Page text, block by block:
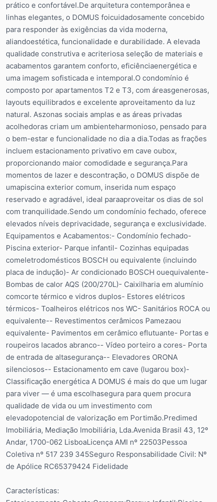
prático e confortável.De arquitetura contemporânea e
linhas elegantes, o DOMUS foicuidadosamente concebido
para responder às exigências da vida moderna,
aliandoestética, funcionalidade e durabilidade. A elevada
qualidade construtiva e acriteriosa seleção de materiais e
acabamentos garantem conforto, eficiênciaenergética e
uma imagem sofisticada e intemporal.O condomínio é
composto por apartamentos T2 e T3, com áreasgenerosas,
layouts equilibrados e excelente aproveitamento da luz
natural. Aszonas sociais amplas e as áreas privadas
acolhedoras criam um ambienteharmonioso, pensado para
o bem-estar e funcionalidade no dia a dia.Todas as frações
incluem estacionamento privativo em cave oubox,
proporcionando maior comodidade e segurança.Para
momentos de lazer e descontração, o DOMUS dispõe de
umapiscina exterior comum, inserida num espaço
reservado e agradável, ideal paraaproveitar os dias de sol
com tranquilidade.Sendo um condomínio fechado, oferece
elevados níveis deprivacidade, segurança e exclusividade.
Equipamentos e Acabamentos:- Condomínio fechado-
Piscina exterior- Parque infantil- Cozinhas equipadas
comeletrodomésticos BOSCH ou equivalente (incluindo
placa de indução)- Ar condicionado BOSCH ouequivalente-
Bombas de calor AQS (200/270L)- Caixilharia em alumínio
comcorte térmico e vidros duplos- Estores elétricos
térmicos- Toalheiros elétricos nos WC- Sanitários ROCA ou
equivalente-- Revestimentos cerâmicos Pamezaou
equivalente- Pavimentos em cerâmico eflutuante- Portas e
roupeiros lacados abranco-- Vídeo porteiro a cores- Porta
de entrada de altasegurança-- Elevadores ORONA
silenciosos-- Estacionamento em cave (lugarou box)-
Classificação energética A DOMUS é mais do que um lugar
para viver — é uma escolhasegura para quem procura
qualidade de vida ou um investimento com
elevadopotencial de valorização em Portimão.Predimed
Imobiliária, Mediação Imobiliária, Lda.Avenida Brasil 43, 12º
Andar, 1700-062 LisboaLicença AMI nº 22503Pessoa
Coletiva nº 517 239 345Seguro Responsabilidade Civil: Nº
de Apólice RC65379424 Fidelidade
Características: